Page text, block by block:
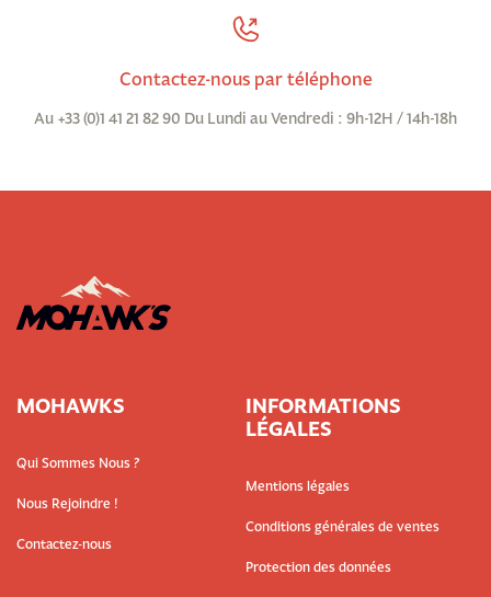
Contactez-nous par téléphone
Au +33 (0)1 41 21 82 90 Du Lundi au Vendredi : 9h-12H / 14h-18h
MOHAWKS
Qui Sommes Nous ?
Nous Rejoindre !
Contactez-nous
INFORMATIONS
LÉGALES
Mentions légales
Conditions générales de ventes
Protection des données